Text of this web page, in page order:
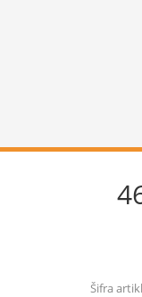
Šifra